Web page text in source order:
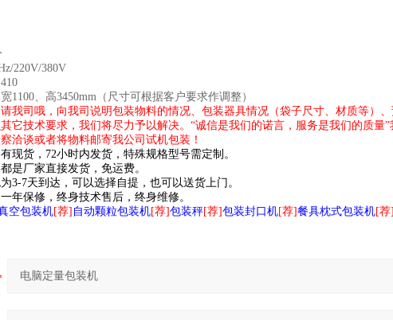
220V/380V
1100、高3450mm（尺寸可根据客户要求作调整）
我司哦，向我司说明包装物料的情况、包装器具情况（袋子尺寸、材质等）
它技术要求，我们将尽力予以解决。“诚信是我们的诺言，服务是我们的质量”
洽谈或者将物料邮寄我公司试机包装！
现货，72小时内发货，特殊规格型号需定制。
是厂家直接发货，免运费。
3-7天到达，可以选择自提，也可以送货上门。
年保修，终身技术售后，终身维修。
空包装机[荐] 自动颗粒包装机[荐]包装秤[荐]包装封口机[荐]餐具枕式包装机[荐]